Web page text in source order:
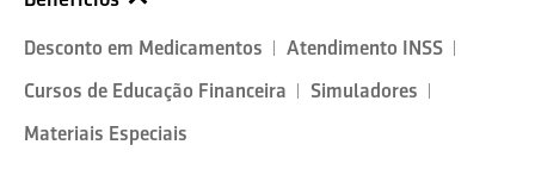
Desconto em Medicamentos
Atendimento INSS
Cursos de Educação Financeira
Simuladores
Materiais Especiais